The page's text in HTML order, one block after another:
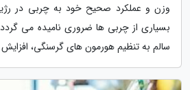
وزن و عملکرد صحیح خود به چربی در
بسیاری از چربی ها ضروری نامیده می
سالم به تنظیم هورمون های گرسنگی،